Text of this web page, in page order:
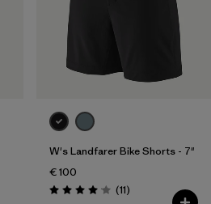
W's Landfarer Bike Shorts - 7"
€ 100
Bewertung: 4.1 / 5
(11Rezensionen
)